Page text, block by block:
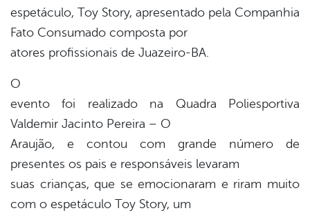
espetáculo, Toy Story, apresentado pela Companhia
Fato Consumado composta por
atores profissionais de Juazeiro-BA.
O
evento foi realizado na Quadra Poliesportiva
Valdemir Jacinto Pereira – O
Araujão, e contou com grande número de
presentes os pais e responsáveis levaram
suas crianças, que se emocionaram e riram muito
com o espetáculo Toy Story, um